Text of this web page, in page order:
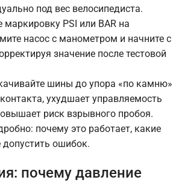
под вес велосипедиста.
маркировку PSI или BAR на
насос с манометром и начните с
значение после тестовой
шины до упора «по камню»
ухудшает управляемость
риск взрывного пробоя.
почему это работает, какие
ошибок.
почему давление